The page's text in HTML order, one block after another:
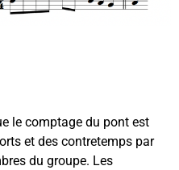
le comptage du pont est
et des contretemps par
du groupe. Les